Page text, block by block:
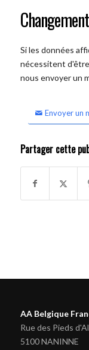
Si les données
nécessitent
nous envoyer un
Envoyer un
Partager cette
AA Belgique
Rue des Pieds
5100 NANINNE